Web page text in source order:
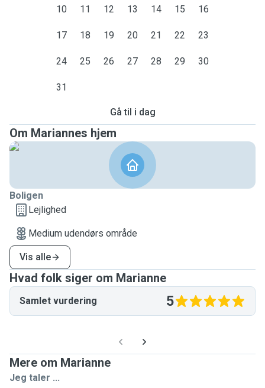
10 11 12 13 14 15 16
17 18 19 20 21 22 23
24 25 26 27 28 29 30
31
Gå til i dag
Om Mariannes hjem
Boligen
Lejlighed
Medium udendørs område
Vis alle
Hvad folk siger om Marianne
Samlet vurdering 5
Mere om Marianne
Jeg taler ...